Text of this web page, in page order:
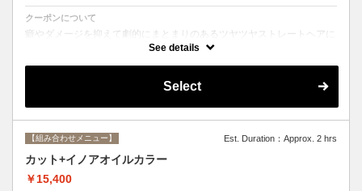
クーポンについて
癖やダメージを抑えて劇的にまとまりのあるツヤツヤストレートヘアに
☆ストレートで痛んだ髪のメンテナンスにも最適。シャンプー、ブロー
See details
Select
【組み合わせメニュー】 Est. Duration：Approx. 2 hrs
カット+イノアオイルカラー
￥15,400